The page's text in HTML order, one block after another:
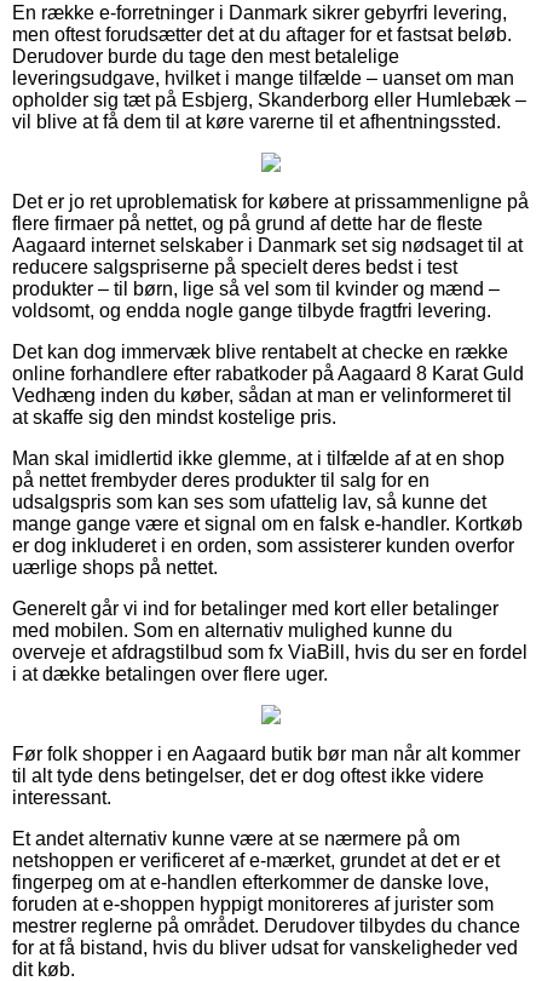
En række e-forretninger i Danmark sikrer gebyrfri levering,
men oftest forudsætter det at du aftager for et fastsat beløb.
Derudover burde du tage den mest betalelige
leveringsudgave, hvilket i mange tilfælde – uanset om man
opholder sig tæt på Esbjerg, Skanderborg eller Humlebæk –
vil blive at få dem til at køre varerne til et afhentningssted.
Det er jo ret uproblematisk for købere at prissammenligne på
flere firmaer på nettet, og på grund af dette har de fleste
Aagaard internet selskaber i Danmark set sig nødsaget til at
reducere salgspriserne på specielt deres bedst i test
produkter – til børn, lige så vel som til kvinder og mænd –
voldsomt, og endda nogle gange tilbyde fragtfri levering.
Det kan dog immervæk blive rentabelt at checke en række
online forhandlere efter rabatkoder på Aagaard 8 Karat Guld
Vedhæng inden du køber, sådan at man er velinformeret til
at skaffe sig den mindst kostelige pris.
Man skal imidlertid ikke glemme, at i tilfælde af at en shop
på nettet frembyder deres produkter til salg for en
udsalgspris som kan ses som ufattelig lav, så kunne det
mange gange være et signal om en falsk e-handler. Kortkøb
er dog inkluderet i en orden, som assisterer kunden overfor
uærlige shops på nettet.
Generelt går vi ind for betalinger med kort eller betalinger
med mobilen. Som en alternativ mulighed kunne du
overveje et afdragstilbud som fx ViaBill, hvis du ser en fordel
i at dække betalingen over flere uger.
Før folk shopper i en Aagaard butik bør man når alt kommer
til alt tyde dens betingelser, det er dog oftest ikke videre
interessant.
Et andet alternativ kunne være at se nærmere på om
netshoppen er verificeret af e-mærket, grundet at det er et
fingerpeg om at e-handlen efterkommer de danske love,
foruden at e-shoppen hyppigt monitoreres af jurister som
mestrer reglerne på området. Derudover tilbydes du chance
for at få bistand, hvis du bliver udsat for vanskeligheder ved
dit køb.